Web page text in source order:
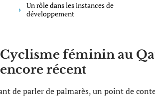
Un rôle dans les instances de
développement
Cyclisme féminin au
encore récent
de parler de palmarès, un point de